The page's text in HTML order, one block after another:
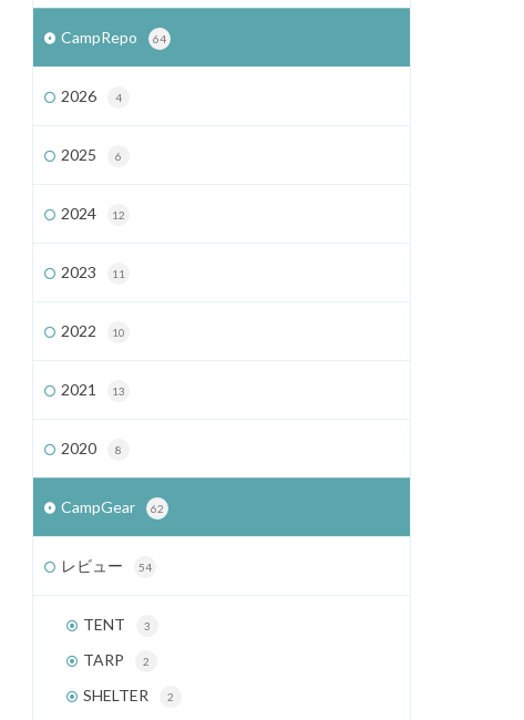
CampRepo 64
2026 4
2025 6
2024 12
2023 11
2022 10
2021 13
2020 8
CampGear 62
レビュー 54
TENT 3
TARP 2
SHELTER 2